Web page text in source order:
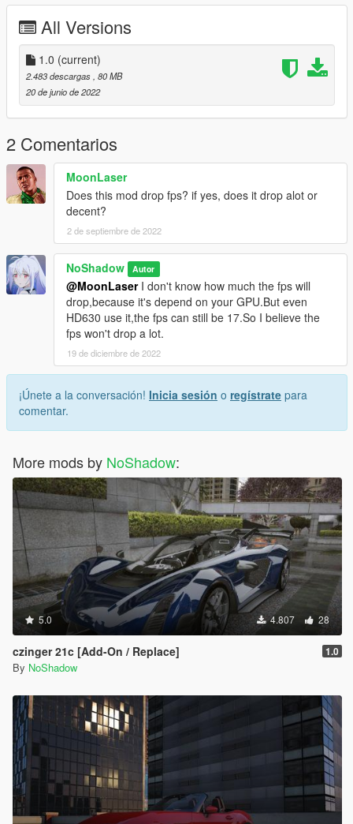
All Versions
1.0 (current)
2.483 descargas , 80 MB
20 de junio de 2022
2 Comentarios
MoonLaser
Does this mod drop fps? if yes, does it drop alot or
decent?
2 de septiembre de 2022
NoShadow Autor
@MoonLaserI don't know how much the fps will
drop,because it's depend on your GPU.But even
HD630 use it,the fps can still be 17.So I believe the
fps won't drop a lot.
19 de diciembre de 2022
¡Únete a la conversación! Inicia sesión o regístrate para
comentar.
More mods by NoShadow:
5.0 4.807 28
czinger 21c [Add-On / Replace] 1.0
By NoShadow